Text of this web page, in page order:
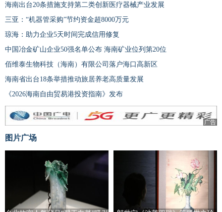
海南出台20条措施支持第二类创新医疗器械产业发展
三亚：“机器管采购”节约资金超8000万元
琼海：助力企业5天时间完成信用修复
中国冶金矿山企业50强名单公布 海南矿业位列第20位
佰维泰生物科技（海南）有限公司落户海口高新区
海南省出台18条举措推动旅居养老高质量发展
《2026海南自由贸易港投资指南》发布
广告
图片广场